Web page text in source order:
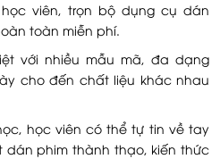
viên, trọn bộ dụng cụ dán
toàn miễn phí.
với nhiều mẫu mã, đa dạng
cho đến chất liệu khác nhau
học viên có thể tự tin về tay
dán phim thành thạo, kiến thức